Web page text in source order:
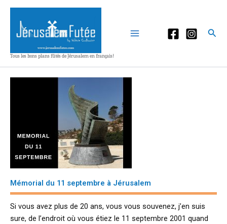
Aller
contenu
Tous les bons plans fûtés de Jérusalem en français!
Mémorial du 11 septembre à Jérusalem
Si vous avez plus de 20 ans, vous vous souvenez, j’en suis
sure, de l’endroit où vous étiez le 11 septembre 2001 quand